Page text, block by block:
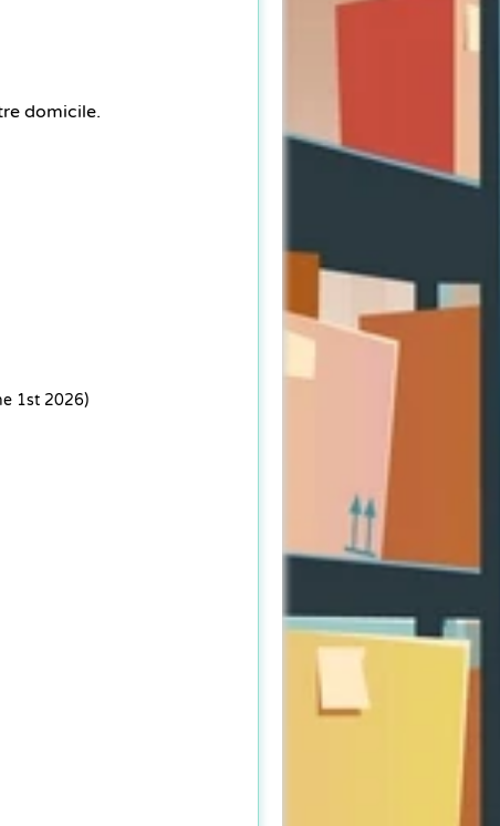
domicile.
1st 2026)